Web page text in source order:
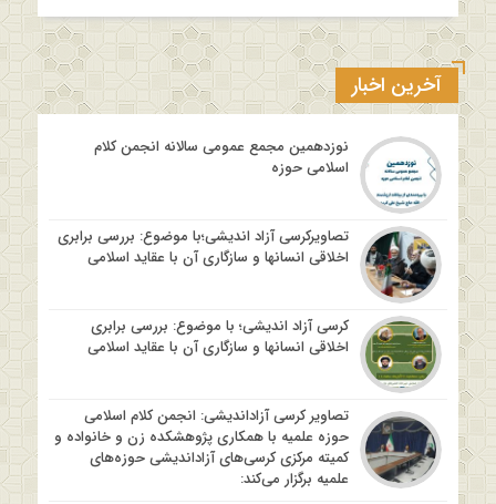
آخرین اخبار
نوزدهمین مجمع عمومی سالانه انجمن کلام
اسلامی حوزه
تصاویرکرسی آزاد اندیشی؛با موضوع: بررسی برابری
اخلاقی انسانها و سازگاری آن با عقاید اسلامی
کرسی آزاد اندیشی؛ با موضوع: بررسی برابری
اخلاقی انسانها و سازگاری آن با عقاید اسلامی
تصاویر کرسی آزاداندیشی: انجمن کلام اسلامی
حوزه علمیه با همکاری پژوهشکده زن و خانواده و
کمیته مرکزی کرسی‌های آزاداندیشی حوزه‌های
علمیه برگزار می‌کند: